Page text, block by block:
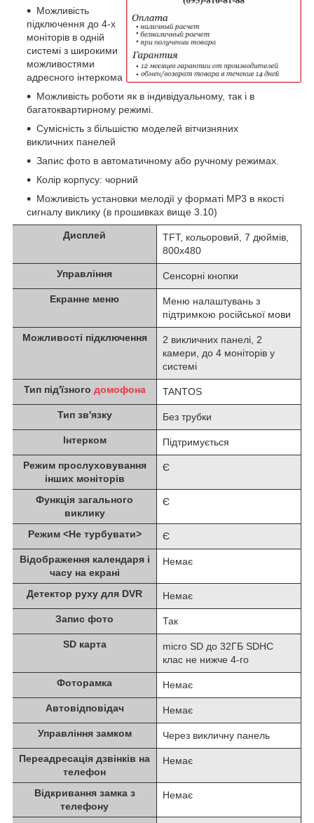
Можливість
підключення до 4-х
моніторів в одній
системі з широкими
можливостями
адресного інтеркома
Можливість роботи як в індивідуальному, так і в
багатоквартирному режимі.
Сумісність з більшістю моделей вітчизняних
викличних панелей
Запис фото в автоматичному або ручному режимах.
Колір корпусу: чорний
Можливість установки мелодії у форматі MP3 в якості
сигналу виклику (в прошивках вище 3.10)
Дисплей
TFT, кольоровий, 7 дюймів,
800x480
Управління Сенсорні кнопки
Екранне меню
Меню налаштувань з
підтримкою російської мови
Можливості підключення
2 викличних панелі, 2
камери, до 4 моніторів у
системі
Тип під'їзного домофона TANTOS
Тип зв'язку Без трубки
Інтерком Підтримується
Режим прослуховування
інших моніторів
Є
Функція загального
виклику
Є
Режим <Не турбувати> Є
Відображення календаря і
часу на екрані
Немає
Детектор руху для DVR Немає
Запис фото Так
SD карта
micro SD до 32ГБ SDHC
клас не нижче 4-го
Фоторамка Немає
Автовідповідач Немає
Управління замком Через викличну панель
Переадресація дзвінків на
телефон
Немає
Відкривання замка з
телефону
Немає